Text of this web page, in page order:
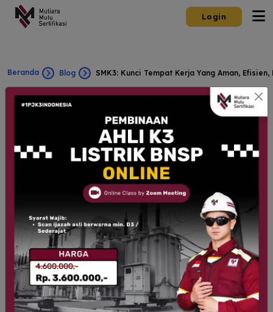
Login
Beranda Blog SMK3: Kunci Tempat Kerja Yang Aman,